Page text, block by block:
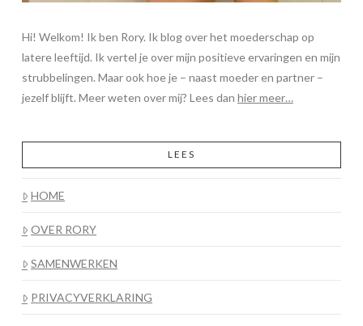
Hi! Welkom! Ik ben Rory. Ik blog over het moederschap op
latere leeftijd. Ik vertel je over mijn positieve ervaringen en mijn
strubbelingen. Maar ook hoe je – naast moeder en partner –
jezelf blijft. Meer weten over mij? Lees dan hier meer…
LEES
HOME
OVER RORY
SAMENWERKEN
PRIVACYVERKLARING